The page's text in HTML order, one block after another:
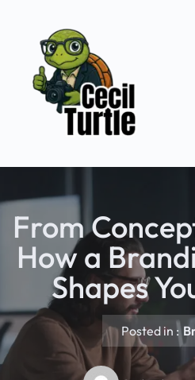
content
From
How a
Shapes
Posted in :